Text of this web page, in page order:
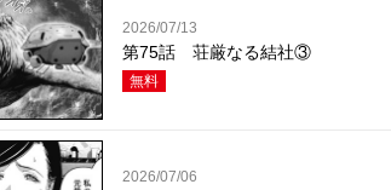
2026/07/13
第75話 荘厳なる結社③
無料
2026/07/06